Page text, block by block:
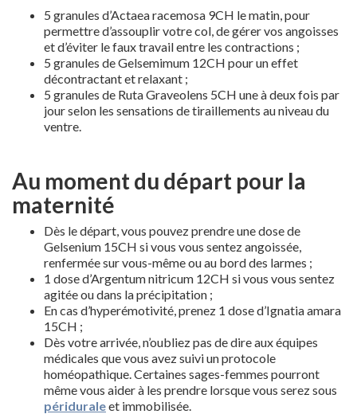
5 granules d’Actaea racemosa 9CH le matin, pour
permettre d’assouplir votre col, de gérer vos angoisses
et d’éviter le faux travail entre les contractions ;
5 granules de Gelsemimum 12CH pour un effet
décontractant et relaxant ;
5 granules de Ruta Graveolens 5CH une à deux fois par
jour selon les sensations de tiraillements au niveau du
ventre.
Au moment du départ pour la
maternité
Dès le départ, vous pouvez prendre une dose de
Gelsenium 15CH si vous vous sentez angoissée,
renfermée sur vous-même ou au bord des larmes ;
1 dose d’Argentum nitricum 12CH si vous vous sentez
agitée ou dans la précipitation ;
En cas d’hyperémotivité, prenez 1 dose d’Ignatia amara
15CH ;
Dès votre arrivée, n’oubliez pas de dire aux équipes
médicales que vous avez suivi un protocole
homéopathique. Certaines sages-femmes pourront
même vous aider à les prendre lorsque vous serez sous
périduraleet immobilisée.